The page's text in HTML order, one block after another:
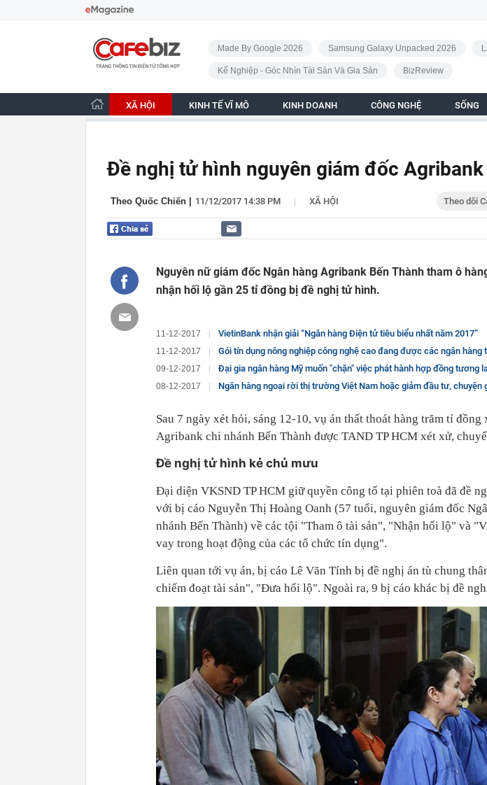
CafeBiz - Trang chủ
Made By Google 2026 Samsung Galaxy Unpacked 2026
Kế Nghiệp - Góc Nhìn Tài Sản Và Gia Sản BizReview
XÃ HỘI KINH TẾ VĨ MÔ KINH DOANH CÔNG NGHỆ SỐNG
Đề nghị tử hình nguyên giám đốc Agribank
Theo Quốc Chiến 11/12/2017 14:38 PM | XÃ HỘI Theo dõi
Nguyên nữ giám đốc Ngân hàng Agribank Bến Thành tham ô
nhận hối lộ gần 25 tỉ đồng bị đề nghị tử hình.
11-12-2017 VietinBank nhận giải “Ngân hàng Điện tử tiêu biểu nhất năm 2017”
11-12-2017 Gói tín dụng nông nghiệp công nghệ cao đang được các ngân hàng
09-12-2017 Đại gia ngân hàng Mỹ muốn "chặn" việc phát hành hợp đồng tương
08-12-2017 Ngân hàng ngoại rời thị trường Việt Nam hoặc giảm đầu tư, chuyện
Sau 7 ngày xét hỏi, sáng 12-10, vụ án thất thoát hàng trăm tỉ đồng
Agribank chi nhánh Bến Thành được TAND TP HCM xét xử,
Đề nghị tử hình kẻ chủ mưu
Đại diện VKSND TP HCM giữ quyền công tố tại phiên toà đã đề
với bị cáo Nguyễn Thị Hoàng Oanh (57 tuổi, nguyên giám đốc
nhánh Bến Thành) về các tội "Tham ô tài sản", "Nhận hối lộ" và
vay trong hoạt động của các tổ chức tín dụng".
Liên quan tới vụ án, bị cáo Lê Văn Tính bị đề nghị án tù chung
chiếm đoạt tài sản", "Đưa hối lộ". Ngoài ra, 9 bị cáo khác bị đề